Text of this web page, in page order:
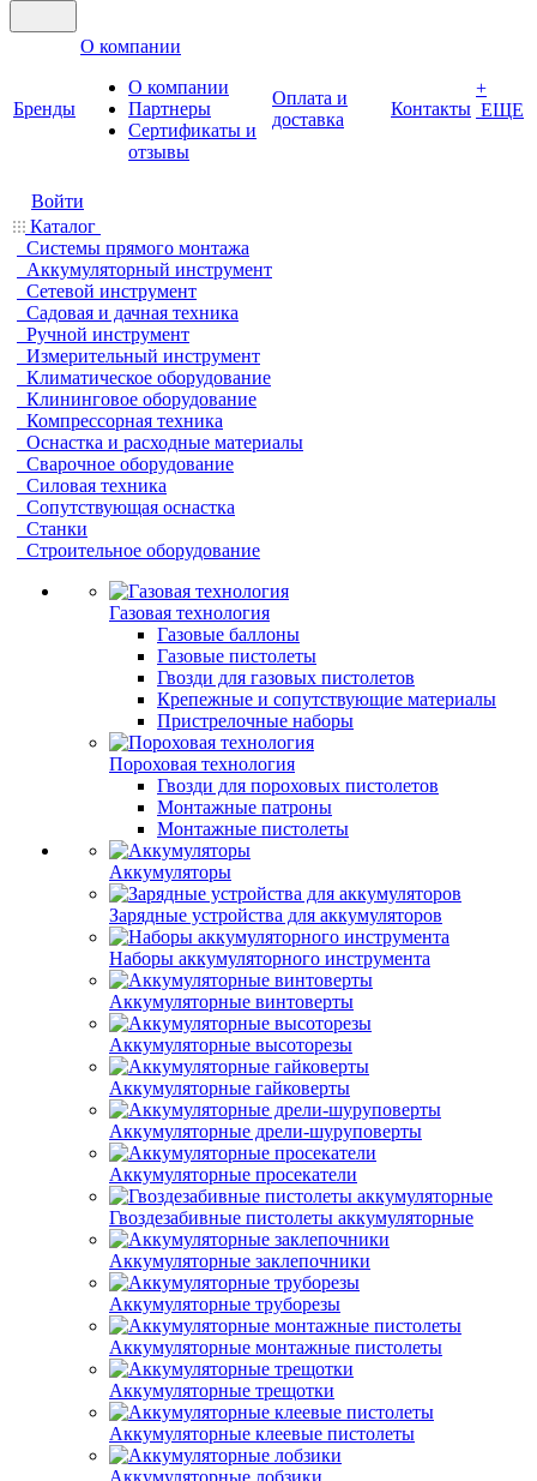
Бренды
О компании
О компании
Партнеры
Cертификаты и
отзывы
Оплата и
доставка
Контакты
+
ЕЩЕ
Войти
Каталог
Системы прямого монтажа
Аккумуляторный инструмент
Сетевой инструмент
Садовая и дачная техника
Ручной инструмент
Измерительный инструмент
Климатическое оборудование
Клининговое оборудование
Компрессорная техника
Оснастка и расходные материалы
Сварочное оборудование
Силовая техника
Сопутствующая оснастка
Станки
Строительное оборудование
Газовая технология
Газовые баллоны
Газовые пистолеты
Гвозди для газовых пистолетов
Крепежные и сопутствующие материалы
Пристрелочные наборы
Пороховая технология
Гвозди для пороховых пистолетов
Монтажные патроны
Монтажные пистолеты
Аккумуляторы
Зарядные устройства для аккумуляторов
Наборы аккумуляторного инструмента
Аккумуляторные винтоверты
Аккумуляторные высоторезы
Аккумуляторные гайковерты
Аккумуляторные дрели-шуруповерты
Аккумуляторные просекатели
Гвоздезабивные пистолеты аккумуляторные
Аккумуляторные заклепочники
Аккумуляторные труборезы
Аккумуляторные монтажные пистолеты
Аккумуляторные трещотки
Аккумуляторные клеевые пистолеты
Аккумуляторные лобзики